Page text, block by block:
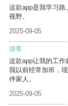
这款app是我学习
视野。
2025-09-05
游客
这款app让我的工作
我以前经常加班，
伴家人。
2025-09-05